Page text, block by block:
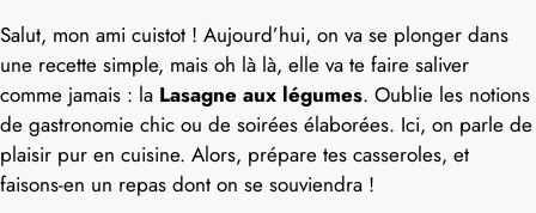
Salut, mon ami cuistot ! Aujourd’hui, on va se plonger dans
une recette simple, mais oh là là, elle va te faire saliver
comme jamais : la Lasagne aux légumes. Oublie les notions
de gastronomie chic ou de soirées élaborées. Ici, on parle de
plaisir pur en cuisine. Alors, prépare tes casseroles, et
faisons-en un repas dont on se souviendra !